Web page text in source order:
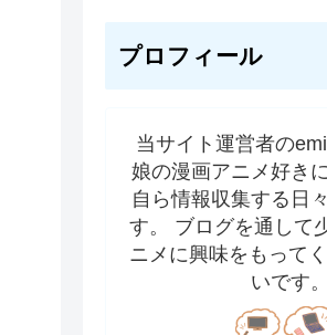
プロフィール
当サイト運営者のemi
娘の漫画アニメ好き
自ら情報収集する日
す。 ブログを通して
ニメに興味をもって
いです。